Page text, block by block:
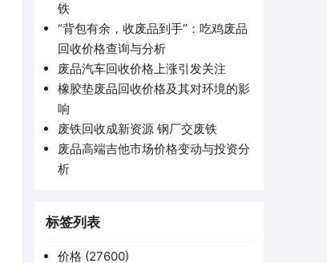
铁
“背包有余，收废品到手”：吃鸡废品
回收价格查询与分析
废品汽车回收价格上涨引发关注
橡胶垫废品回收价格及其对环境的影
响
废铁回收成新资源 钢厂交废铁
废品高端吉他市场价格变动与投资分
析
标签列表
价格 (27600)